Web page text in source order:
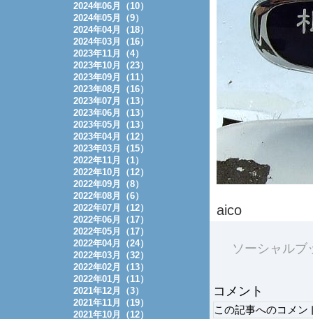
aico
ソーシャルブ
コメント
この記事へのコメン
2024年06月（10）
2024年05月（9）
2024年04月（18）
2024年03月（16）
2023年11月（4）
2023年10月（23）
2023年09月（11）
2023年08月（16）
2023年07月（13）
2023年06月（13）
2023年05月（13）
2023年04月（12）
2023年03月（15）
2022年11月（1）
2022年10月（12）
2022年09月（8）
2022年08月（6）
2022年07月（12）
2022年06月（17）
2022年05月（17）
2022年04月（24）
2022年03月（32）
2022年02月（13）
2022年01月（11）
2021年12月（3）
2021年11月（19）
2021年10月（12）